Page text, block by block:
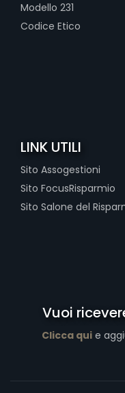
Modello 231
Codice Etico
LINK UTILI
Sito Assogestioni
Sito FocusRisparmio
Sito Salone del
Vuoi
Clicca qui e